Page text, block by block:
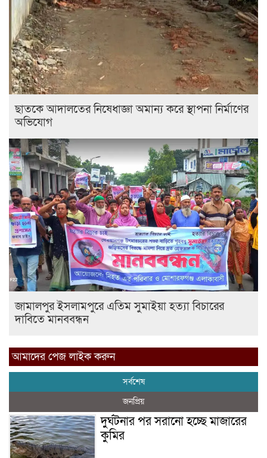
ছাতকে আদালতের নিষেধাজ্ঞা অমান্য করে স্থাপনা নির্মাণের
অভিযোগ
জামালপুর ইসলামপুরে এতিম সুমাইয়া হত্যা বিচারের
দাবিতে মানববন্ধন
আমাদের পেজ লাইক করুন
সর্বশেষ
জনপ্রিয়
দুর্ঘটনার পর সরানো হচ্ছে মাজারের
কুমির